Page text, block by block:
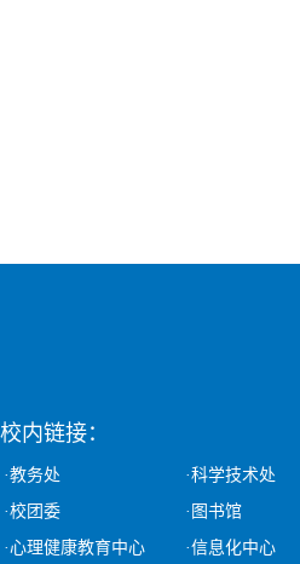
校内链接：
·教务处
·科学技术处
·校团委
·图书馆
·心理健康教育中心
·信息化中心